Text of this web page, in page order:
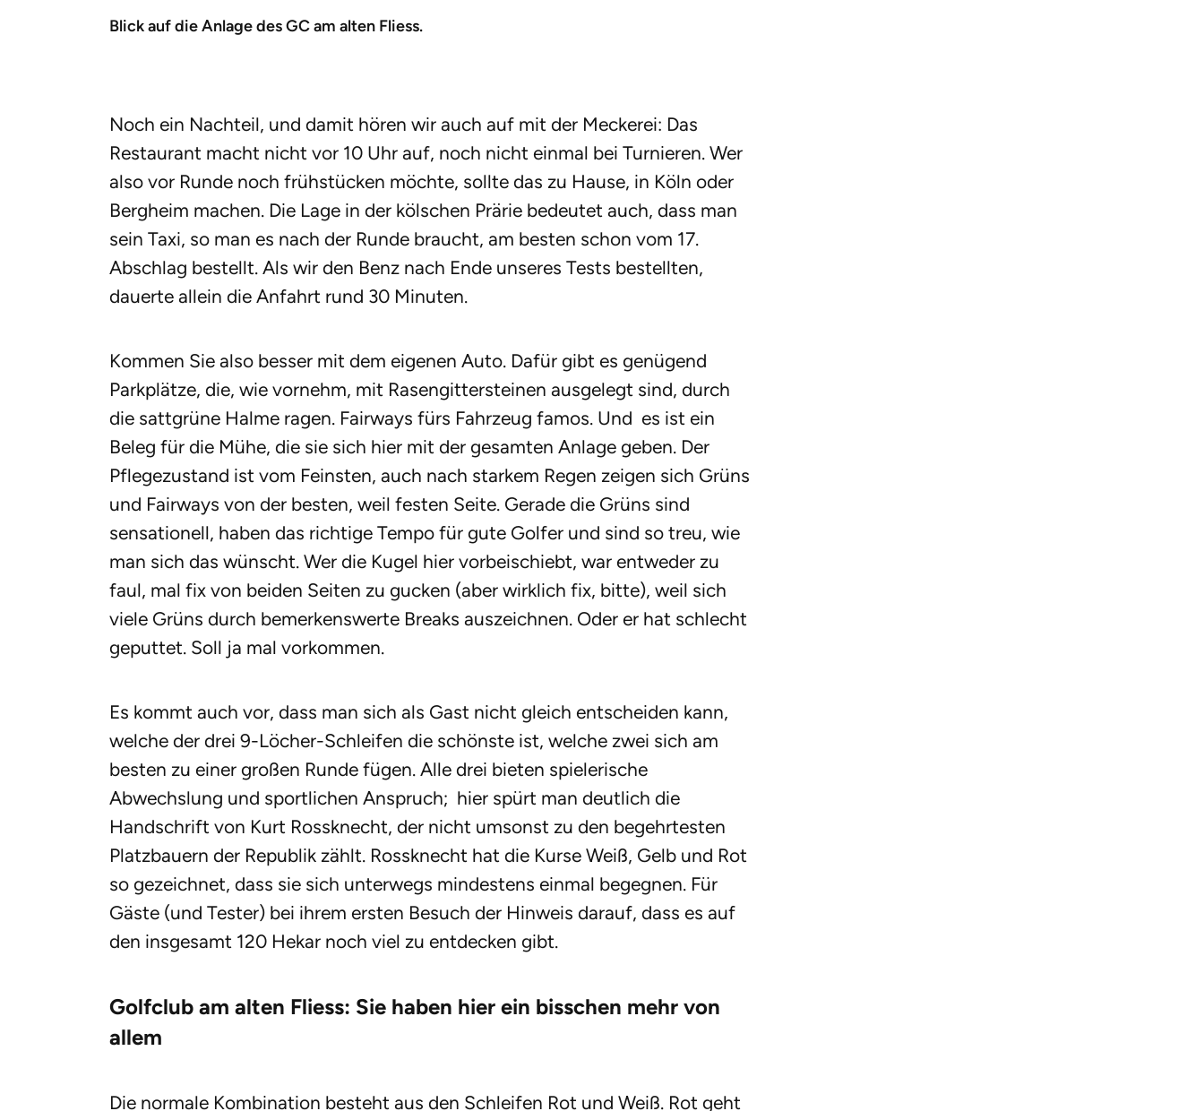
Blick auf die Anlage des GC am alten Fliess.
Noch ein Nachteil, und damit hören wir auch auf mit der Meckerei: Das
Restaurant macht nicht vor 10 Uhr auf, noch nicht einmal bei Turnieren. Wer
also vor Runde noch frühstücken möchte, sollte das zu Hause, in Köln oder
Bergheim machen. Die Lage in der kölschen Prärie bedeutet auch, dass man
sein Taxi, so man es nach der Runde braucht, am besten schon vom 17.
Abschlag bestellt. Als wir den Benz nach Ende unseres Tests bestellten,
dauerte allein die Anfahrt rund 30 Minuten.
Kommen Sie also besser mit dem eigenen Auto. Dafür gibt es genügend
Parkplätze, die, wie vornehm, mit Rasengittersteinen ausgelegt sind, durch
die sattgrüne Halme ragen. Fairways fürs Fahrzeug famos. Und es ist ein
Beleg für die Mühe, die sie sich hier mit der gesamten Anlage geben. Der
Pflegezustand ist vom Feinsten, auch nach starkem Regen zeigen sich Grüns
und Fairways von der besten, weil festen Seite. Gerade die Grüns sind
sensationell, haben das richtige Tempo für gute Golfer und sind so treu, wie
man sich das wünscht. Wer die Kugel hier vorbeischiebt, war entweder zu
faul, mal fix von beiden Seiten zu gucken (aber wirklich fix, bitte), weil sich
viele Grüns durch bemerkenswerte Breaks auszeichnen. Oder er hat schlecht
geputtet. Soll ja mal vorkommen.
Es kommt auch vor, dass man sich als Gast nicht gleich entscheiden kann,
welche der drei 9-Löcher-Schleifen die schönste ist, welche zwei sich am
besten zu einer großen Runde fügen. Alle drei bieten spielerische
Abwechslung und sportlichen Anspruch; hier spürt man deutlich die
Handschrift von Kurt Rossknecht, der nicht umsonst zu den begehrtesten
Platzbauern der Republik zählt. Rossknecht hat die Kurse Weiß, Gelb und Rot
so gezeichnet, dass sie sich unterwegs mindestens einmal begegnen. Für
Gäste (und Tester) bei ihrem ersten Besuch der Hinweis darauf, dass es auf
den insgesamt 120 Hekar noch viel zu entdecken gibt.
Golfclub am alten Fliess: Sie haben hier ein bisschen mehr von
allem
Die normale Kombination besteht aus den Schleifen Rot und Weiß. Rot geht